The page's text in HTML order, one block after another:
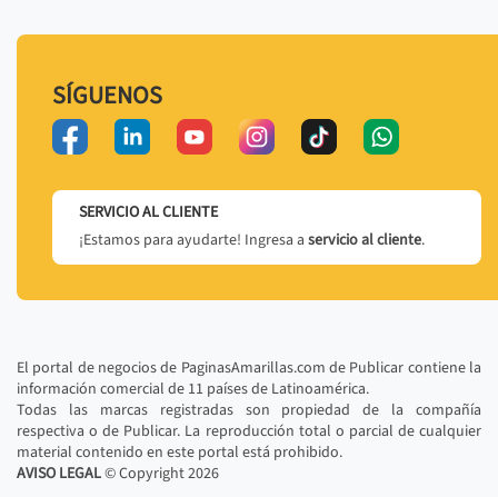
SÍGUENOS
SERVICIO AL CLIENTE
¡Estamos para ayudarte! Ingresa a servicio al cliente.
El portal de negocios de PaginasAmarillas.com de Publicar contiene la
información comercial de 11 países de Latinoamérica.
Todas las marcas registradas son propiedad de la compañía
respectiva o de Publicar. La reproducción total o parcial de cualquier
material contenido en este portal está prohibido.
AVISO LEGAL© Copyright2026